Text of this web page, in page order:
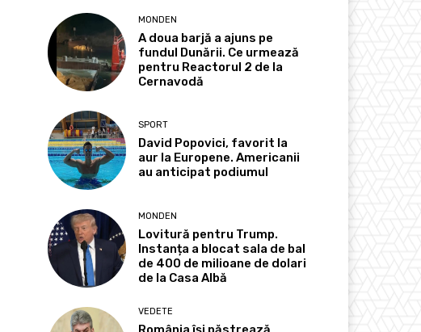
MONDEN
A doua barjă a ajuns pe
fundul Dunării. Ce urmează
pentru Reactorul 2 de la
Cernavodă
SPORT
David Popovici, favorit la
aur la Europene. Americanii
au anticipat podiumul
MONDEN
Lovitură pentru Trump.
Instanța a blocat sala de bal
de 400 de milioane de dolari
de la Casa Albă
VEDETE